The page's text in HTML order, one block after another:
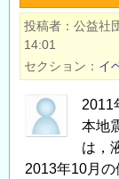
知
ら
せ
2019
年
第
１
回
地
投稿者 公益社
14:01
セクション
イ
2011
本地
は，
2013年10月